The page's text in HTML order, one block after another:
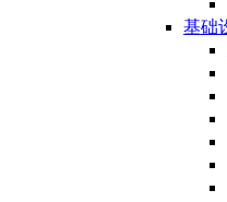
基础